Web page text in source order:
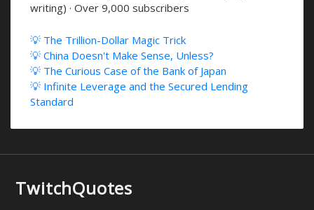
writing) · Over 9,000 subscribers
💡 The Trillion-Dollar Magic Trick
💡 China Doesn't Make Sense, Unless?
💡 The Curious Case of the Bank of Japan
💡 Infinite Leverage and the Secured Lending
Standard
TwitchQuotes